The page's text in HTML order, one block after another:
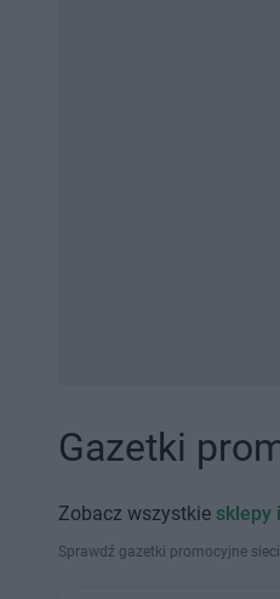
Gazetki
Zobacz wszystkie sklepy
Sprawdź gazetki promocyjne